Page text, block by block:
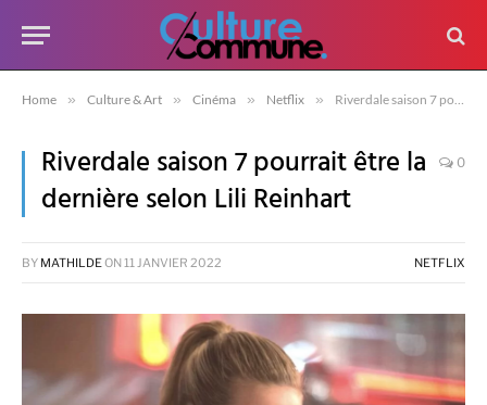
Home » Culture & Art » Cinéma » Netflix » Riverdale saison 7 pourrait être la dernière selon Lili Reinhart
Riverdale saison 7 pourrait être la
dernière selon Lili Reinhart
0
BY MATHILDEON 11 JANVIER 2022 NETFLIX